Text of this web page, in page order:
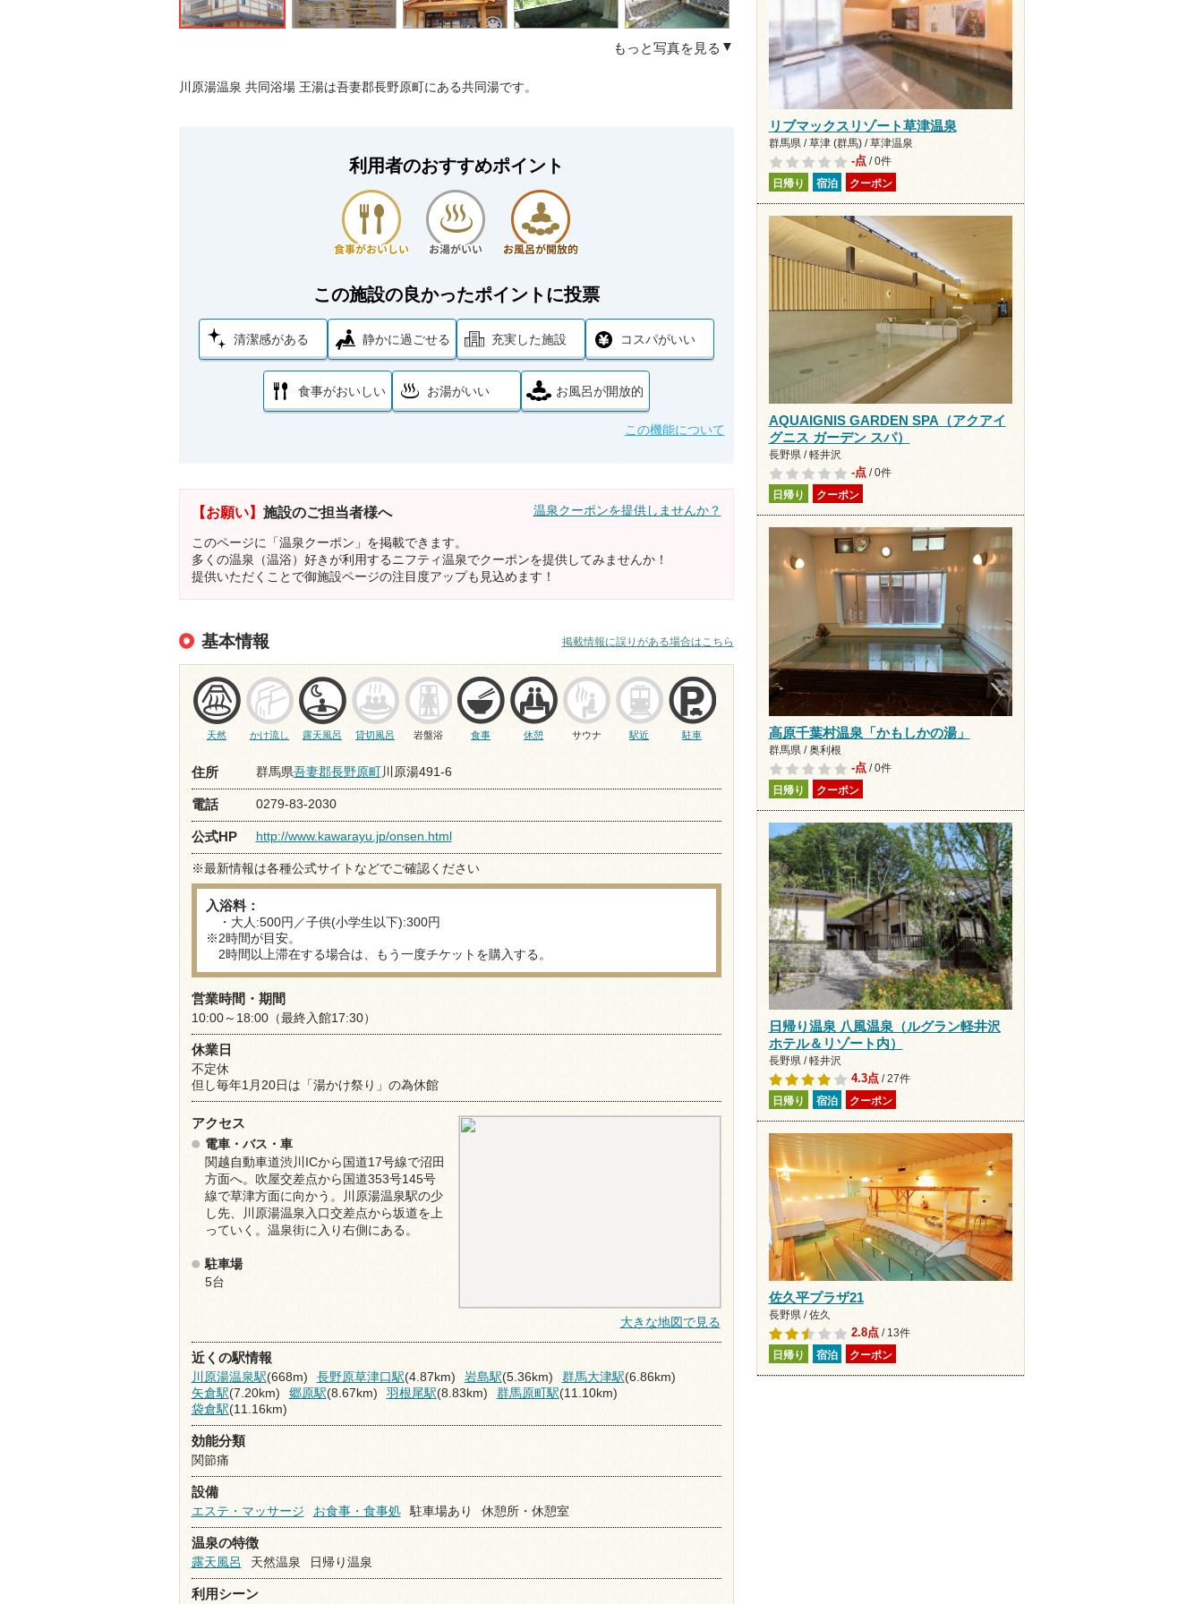
もっと写真を見る
川原湯温泉 共同浴場 王湯は吾妻郡長野原町にある共同湯です。
利用者のおすすめポイント
この施設の良かったポイントに投票
清潔感がある 静かに過ごせる 充実した施設 コスパがいい
食事がおいしい お湯がいい お風呂が開放的
この機能について
【お願い】 施設のご担当者様へ 温泉クーポンを提供しませんか？
このページに「温泉クーポン」を掲載できます。
多くの温泉（温浴）好きが利用するニフティ温泉でクーポンを提供してみませんか！
提供いただくことで御施設ページの注目度アップも見込めます！
基本情報 掲載情報に誤りがある場合はこちら
天然 かけ流し 露天風呂 貸切風呂 岩盤浴 食事 休憩 サウナ 駅近 駐車
住所 群馬県吾妻郡長野原町川原湯491-6
電話 0279-83-2030
公式HP http://www.kawarayu.jp/onsen.html
※最新情報は各種公式サイトなどでご確認ください
入浴料：
・大人:500円／子供(小学生以下):300円
※2時間が目安。
2時間以上滞在する場合は、もう一度チケットを購入する。
営業時間・期間
10:00～18:00（最終入館17:30）
休業日
不定休
但し毎年1月20日は「湯かけ祭り」の為休館
アクセス
電車・バス・車
関越自動車道渋川ICから国道17号線で沼田
方面へ。吹屋交差点から国道353号145号
線で草津方面に向かう。川原湯温泉駅の少
し先、川原湯温泉入口交差点から坂道を上
っていく。温泉街に入り右側にある。
駐車場
5台
大きな地図で見る
近くの駅情報
川原湯温泉駅(668m) 長野原草津口駅(4.87km) 岩島駅(5.36km) 群馬大津駅(6.86km)
矢倉駅(7.20km) 郷原駅(8.67km) 羽根尾駅(8.83km) 群馬原町駅(11.10km)
袋倉駅(11.16km)
効能分類
関節痛
設備
エステ・マッサージ
お食事・食事処 駐車場あり 休憩所・休憩室
温泉の特徴
露天風呂
天然温泉 日帰り温泉
利用シーン
リブマックスリゾート草津温泉
群馬県 / 草津 (群馬) / 草津温泉
-点/ 0件
日帰り 宿泊 クーポン
AQUAIGNIS GARDEN SPA（アクアイ
グニス ガーデン スパ）
長野県 / 軽井沢
-点/ 0件
日帰り クーポン
高原千葉村温泉「かもしかの湯」
群馬県 / 奥利根
-点/ 0件
日帰り クーポン
日帰り温泉 八風温泉（ルグラン軽井沢
ホテル＆リゾート内）
長野県 / 軽井沢
4.3点/ 27件
日帰り 宿泊 クーポン
佐久平プラザ21
長野県 / 佐久
2.8点/ 13件
日帰り 宿泊 クーポン